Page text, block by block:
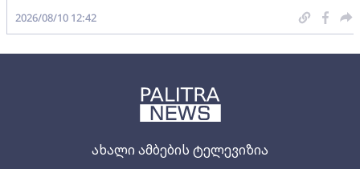
ახალი ამბების ტელევიზია
2026/08/10 12:42